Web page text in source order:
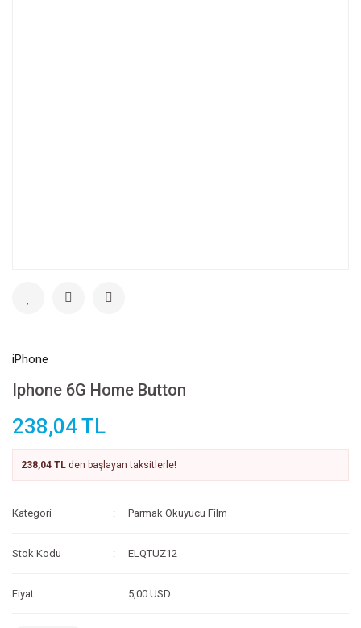
iPhone
Iphone 6G Home Button
238,04 TL
238,04 TL den başlayan taksitlerle!
Kategori Parmak Okuyucu Film
Stok Kodu ELQTUZ12
Fiyat 5,00 USD